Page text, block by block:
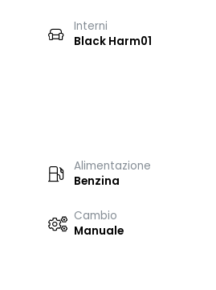
Interni
Black Harm01
Alimentazione
Benzina
Cambio
Manuale